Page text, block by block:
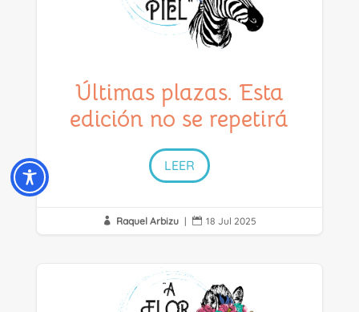
Últimas plazas. Esta
edición no se repetirá
LEER
 Raquel Arbizu |  18 Jul 2025